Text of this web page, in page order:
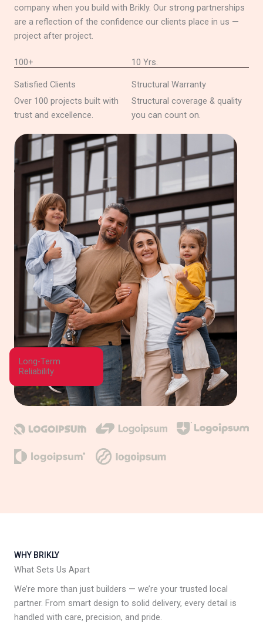
Long-Term
Reliability
company when you build with Brikly. Our strong partnerships
are a reflection of the confidence our clients place in us —
project after project.
100+
Satisfied Clients
Over 100 projects built with
trust and excellence.
10 Yrs.
Structural Warranty
Structural coverage & quality
you can count on.
WHY BRIKLY
What Sets Us Apart
We’re more than just builders — we’re your trusted local
partner. From smart design to solid delivery, every detail is
handled with care, precision, and pride.